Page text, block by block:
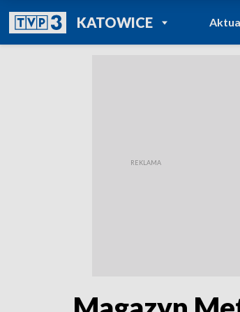
KATOWICEPOWRÓT DO
TVP REGIONY